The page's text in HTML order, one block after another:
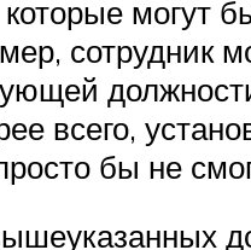
могут
сотрудник
всего,
бы не